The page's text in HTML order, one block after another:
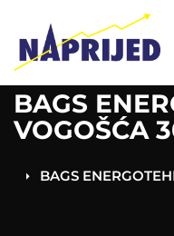
BAGS
VOGOŠĆA
BAGS